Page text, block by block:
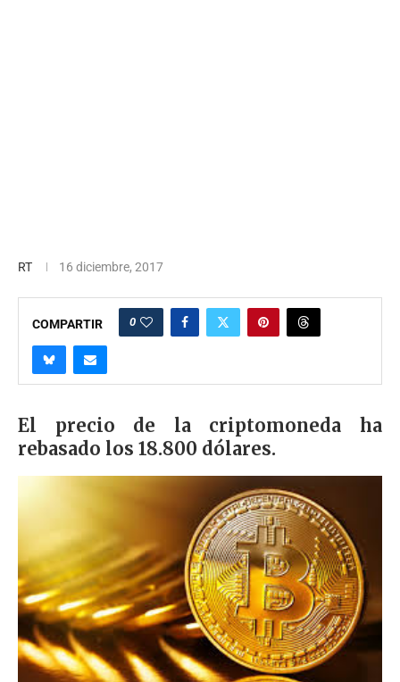
RT 16 diciembre, 2017
COMPARTIR 0
El precio de la criptomoneda ha
rebasado los 18.800 dólares.